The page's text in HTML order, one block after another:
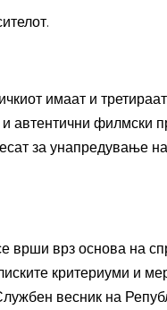
имаат и
автентични филмски
за унапредување
врши врз основа на
критериуми и
весник на